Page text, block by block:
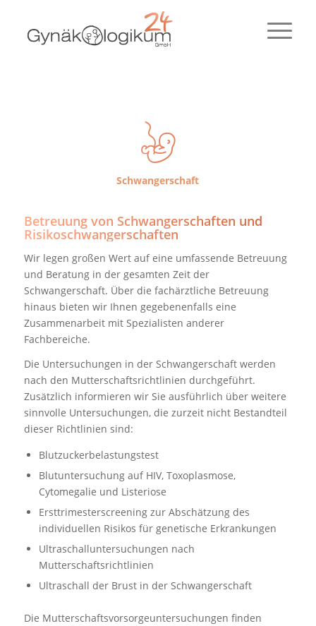
Schwangerschaft
Betreuung von Schwangerschaften und
Risikoschwangerschaften
Wir legen großen Wert auf eine umfassende Betreuung
und Beratung in der gesamten Zeit der
Schwangerschaft. Über die fachärztliche Betreuung
hinaus bieten wir Ihnen gegebenenfalls eine
Zusammenarbeit mit Spezialisten anderer
Fachbereiche.
Die Untersuchungen in der Schwangerschaft werden
nach den Mutterschaftsrichtlinien durchgeführt.
Zusätzlich informieren wir Sie ausführlich über weitere
sinnvolle Untersuchungen, die zurzeit nicht Bestandteil
dieser Richtlinien sind:
Blutzuckerbelastungstest
Blutuntersuchung auf HIV, Toxoplasmose,
Cytomegalie und Listeriose
Ersttrimesterscreening zur Abschätzung des
individuellen Risikos für genetische Erkrankungen
Ultraschalluntersuchungen nach
Mutterschaftsrichtlinien
Ultraschall der Brust in der Schwangerschaft
Die Mutterschaftsvorsorgeuntersuchungen finden